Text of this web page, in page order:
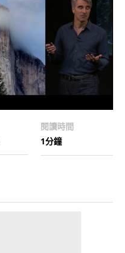
閱讀時間
1分鐘